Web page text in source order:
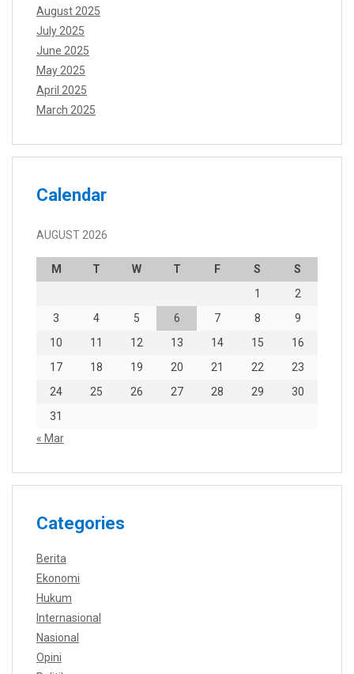
August 2025
July 2025
June 2025
May 2025
April 2025
March 2025
Calendar
AUGUST 2026
M T W T F S
S
1
2
3
4 5 6 7 8
9
10
11 12 13 14 15
16
17
18 19 20 21 22
23
24
25 26 27 28 29
30
31
« Mar
Categories
Berita
Ekonomi
Hukum
Internasional
Nasional
Opini